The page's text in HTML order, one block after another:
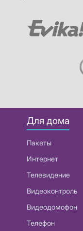
Для дома
Пакеты
Интернет
Телевидение
Видеоконтроль
Видеодомофон
Телефон